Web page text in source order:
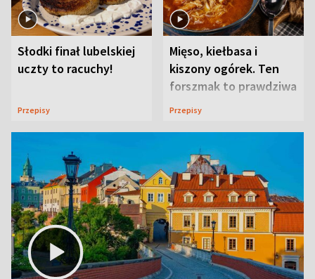
Słodki finał lubelskiej
uczty to racuchy!
Przepisy
Mięso, kiełbasa i
kiszony ogórek. Ten
forszmak to prawdziwa
uczta
Przepisy